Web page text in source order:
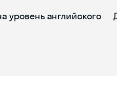
уровень английского